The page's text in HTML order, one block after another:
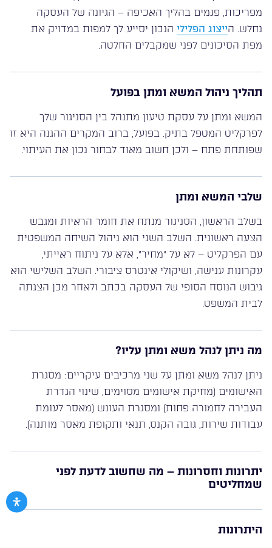
מפריכות, פגמים בהליך האכיפה – הגיונה של העסקה
נחלש. הייצוג הפלילי הנכון יסייע לך למפות במדויק את
מפת הסיכונים לפני שמקבלים החלטה.
תהליך ניהול המשא ומתן בפועל
המשא ומתן על עסקת טיעון מתנהל בין הסניגור שלך
לפרקליט המטפל בתיק. בפועל, ברוב המקרים ההגנה היא זו
שפותחת פתח – ולכן חשוב מאוד לבחור נכון את העיתוי.
שלבי המשא ומתן
בשלב הראשון, הסניגור מנתח את חומר הראיות ומגבש
הצעה ראשונית. השלב השני הוא ניהול השיחה המשפטית
עם הפרקליט – לא על “מחיר”, אלא על ניתוח ראייתי,
עקרונות ענישה, ושיקולי אינטרס ציבורי. השלב השלישי הוא
גיבוש הנוסח הסופי של העסקה בכתב ולאחר מכן הצגתה
לבית המשפט.
מה ניתן לנהל משא ומתן עליו?
ניתן לנהל משא ומתן על שני מרכיבים עיקריים: מסגרת
האישומים (מחיקת אישומים מסוימים, שינוי הגדרת
העבירה לחמורה פחות) ומסגרת העונש (מאסר לעומת
עבודות שירות, גובה הקנס, תנאי ותקופת מאסר מותנה).
יתרונות וחסרונות – מה שחשוב לדעת לפני
שמחליטים
היתרונות